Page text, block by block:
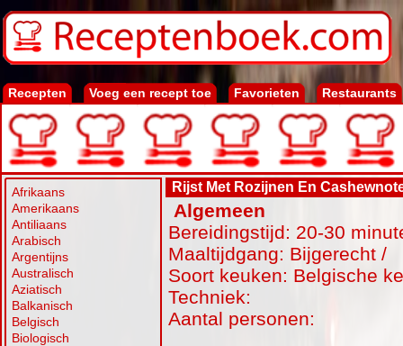
Recepten Voeg een recept toe Favorieten Restaurants
Afrikaans
Amerikaans
Antiliaans
Arabisch
Argentijns
Australisch
Aziatisch
Balkanisch
Belgisch
Biologisch
Rijst Met Rozijnen En
Algemeen
Bereidingstijd: 20-30
Maaltijdgang: Bijgerecht /
Soort keuken: Belgische
Techniek:
Aantal personen: